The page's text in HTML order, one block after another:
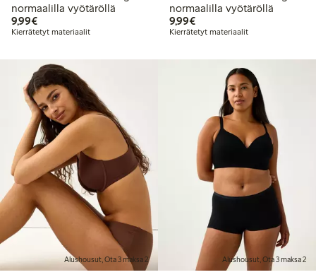
normaalilla vyötäröllä
9,99€9,99 €
Kierrätetyt materiaalit
normaalilla vyötäröllä
9,99€9,99 €
Kierrätetyt materiaalit
Alushousut, Ota 3 maksa 2 Alushousut, Ota 3 maksa 2